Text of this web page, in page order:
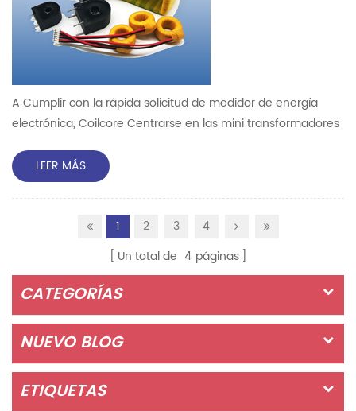
A Cumplir con la rápida solicitud de medidor de energía
electrónica, Coilcore Centrarse en las mini transformadores
transformador de corriente de precisión Popular para una
mayor instalación, como medidor de energía, transductor
Durante Solicitud de mercado Flexible, admitimos
LEER MÁS
1 2 3
4
Un total de 4 páginas
CATEGORÍAS
NUEVO BLOG
ETIQUETAS